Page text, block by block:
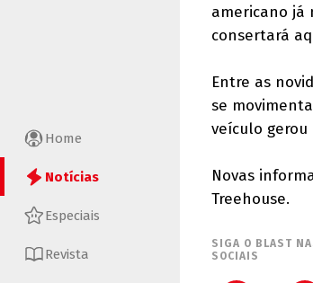
Home
Notícias
Especiais
Revista
americano já
consertará
Entre as
se
veículo
Novas
Treehouse.
SIGA O BLAST
SOCIAIS